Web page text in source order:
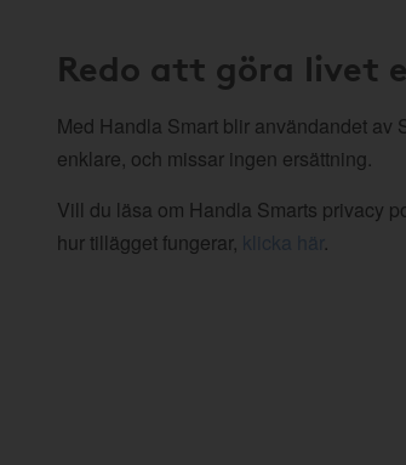
Redo att göra livet
Med Handla Smart blir användandet av
enklare, och missar ingen ersättning.
Vill du läsa om Handla Smarts privacy
hur tillägget fungerar,
.